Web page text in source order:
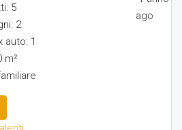
5
2
auto: 1
m²
ago